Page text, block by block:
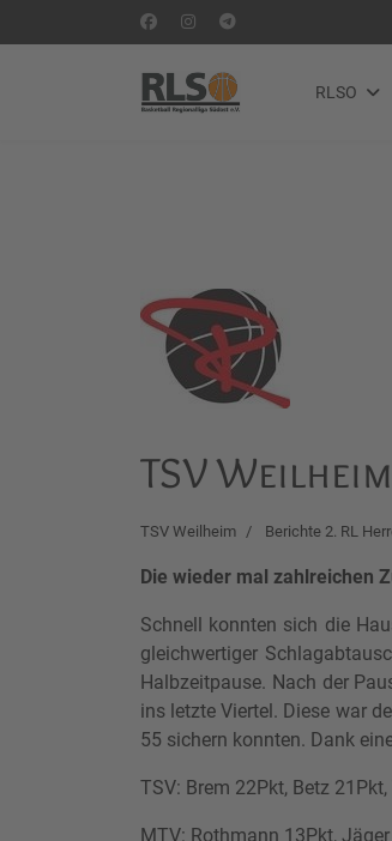
RLSO
TSV
TSV Weilheim Berichte 2. RL
Die wieder mal zahlreichen
Schnell konnten sich die
gleichwertiger
Halbzeitpause. Nach der
ins letzte Viertel. Diese war
55 sichern konnten. Dank
TSV: Brem 22Pkt, Betz
MTV: Rothmann 13Pkt,